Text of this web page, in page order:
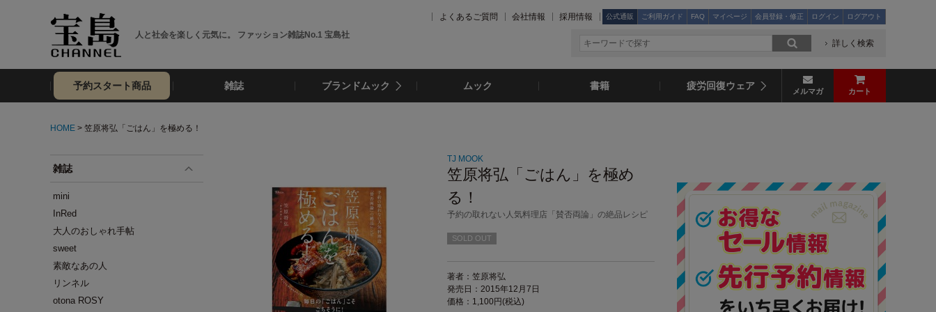
人と社会を楽しく元気に。 ファッション雑誌No.1 宝島社
よくあるご質問 会社情報 採用情報 公式通販 ご利用ガイド FAQ マイページ 会員登録・修正 ログイン ログアウト
詳しく検索
予約スタート商品 雑誌 ブランドムック ムック 書籍 疲労回復ウェア メルマガ カート
HOME > 笠原将弘「ごはん」を極める！
雑誌
mini
InRed
大人のおしゃれ手帖
sweet
素敵なあの人
リンネル
otona ROSY
TJ MOOK
笠原将弘「ごはん」を極め
る！
予約の取れない人気料理店「賛否両論」の絶品レシピ
SOLD OUT
著者：笠原将弘
発売日：2015年12月7日
価格：1,100円(税込)